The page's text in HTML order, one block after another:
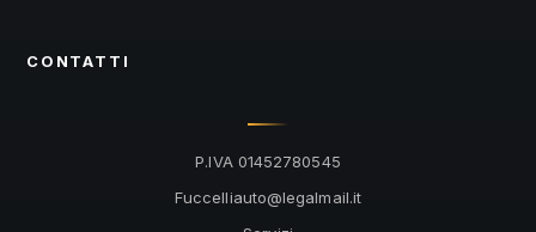
CONTATTI
P.IVA 01452780545
ti.liamlagel
@otuailleccuF